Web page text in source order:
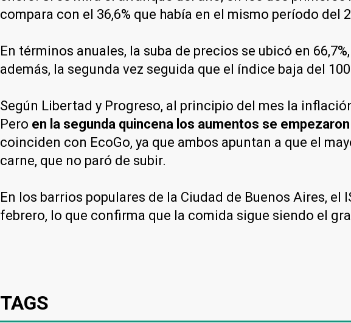
compara con el 36,6% que había en el mismo período del
En términos anuales, la suba de precios se ubicó en
además, la segunda vez seguida que el índice baja del
Según Libertad y Progreso, al principio del mes la
Pero en la segunda quincena los aumentos se
coinciden con EcoGo, ya que ambos apuntan a que el
carne, que no paró de subir.
En los barrios populares de la Ciudad de Buenos Aires,
febrero, lo que confirma que la comida sigue siendo el
TAGS